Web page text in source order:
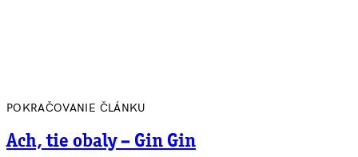
POKRAČOVANIE ČLÁNKU
Ach, tie obaly – Gin Gin